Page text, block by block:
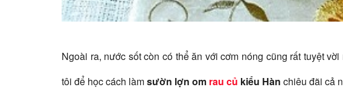
Ngoài ra, nước sốt còn có thể ăn với cơm nóng cũng rất tuyệt
tôi để học cách làmsườn lợn om rau củ kiểu Hàn chiêu đãi cả